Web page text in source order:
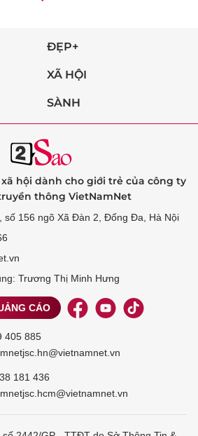
ĐẸP+
XÃ HỘI
SÀNH
hội dành cho giới trẻ của công ty
thông VietNamNet
số 156 ngõ Xã Đàn 2, Đống Đa, Hà Nội
Trương Thị Minh Hưng
CÁO
405 885
181 436